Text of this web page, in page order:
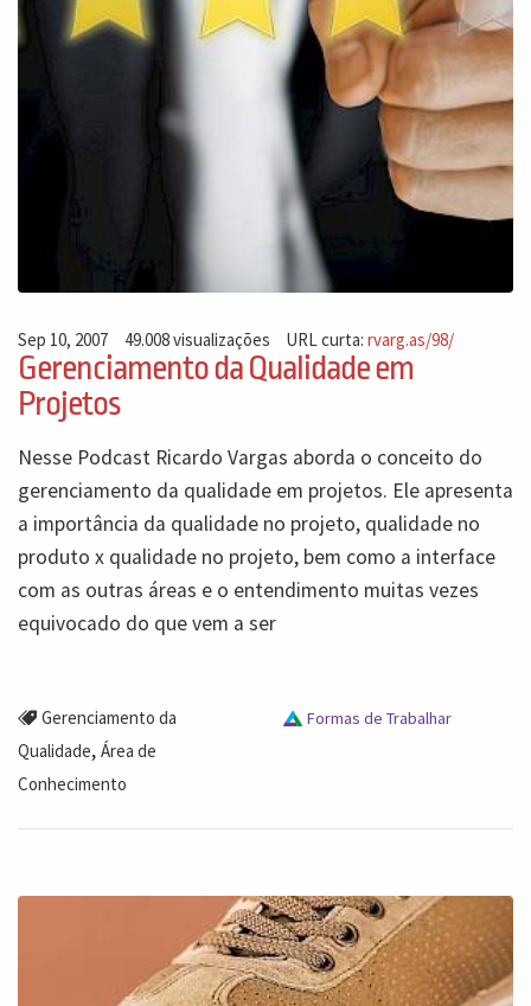
Sep 10, 2007 49.008 visualizações URL curta:rvarg.as/98/
Gerenciamento da Qualidade em
Projetos
Nesse Podcast Ricardo Vargas aborda o conceito do
gerenciamento da qualidade em projetos. Ele apresenta
a importância da qualidade no projeto, qualidade no
produto x qualidade no projeto, bem como a interface
com as outras áreas e o entendimento muitas vezes
equivocado do que vem a ser
Gerenciamento da
Qualidade, Área de
Conhecimento
Formas de Trabalhar